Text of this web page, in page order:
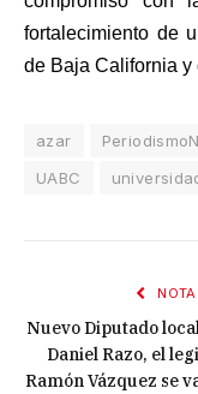
fortalecimiento de
de Baja California y
azar
UABC
Nuevo Diputado
Daniel Razo, el
Ramón Vázquez se